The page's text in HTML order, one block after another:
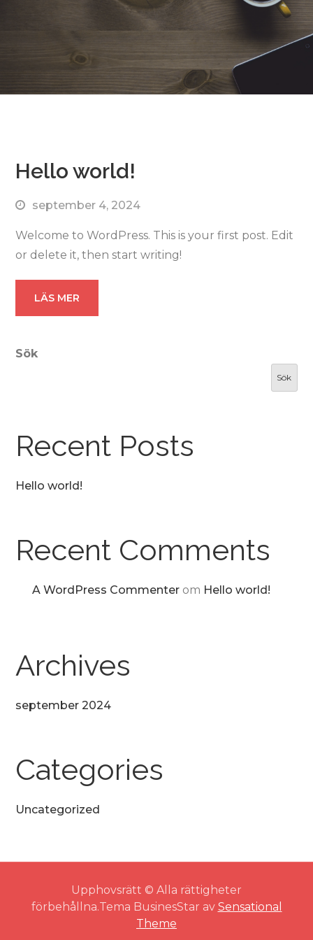
Hello world!
september 4, 2024
Welcome to WordPress. This is your first post. Edit
or delete it, then start writing!
LÄS MER
Sök
Sök
Recent Posts
Hello world!
Recent Comments
A WordPress Commenter om Hello world!
Archives
september 2024
Categories
Uncategorized
Upphovsrätt © Alla rättigheter
förbehållna.Tema BusinesStar av Sensational
Theme